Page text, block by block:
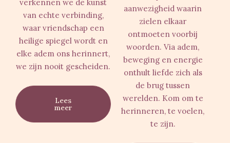
verkennen we de kunst
van echte verbinding,
waar vriendschap een
heilige spiegel wordt en
elke adem ons herinnert,
we zijn nooit gescheiden.
Lees
meer
aanwezigheid waarin
zielen elkaar
ontmoeten voorbij
woorden. Via adem,
beweging en energie
onthult liefde zich als
de brug tussen
werelden. Kom om te
herinneren, te voelen,
te zijn.